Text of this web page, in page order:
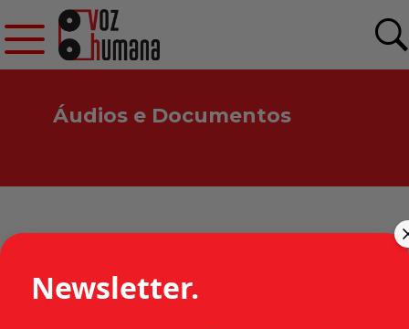
Áudios e Documentos
NEUSA BAÍA DOS SANTOS
Newsletter.